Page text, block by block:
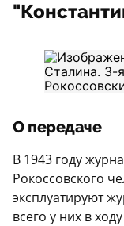
О передаче
В 1943 году
Рокоссовского
эксплуатируют
всего у них в